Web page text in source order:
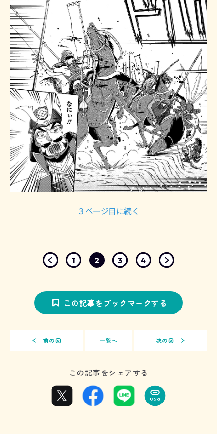
３ページ目に続く
1 2 3 4
この記事をブックマークする
前の回 一覧へ 次の回
この記事をシェアする